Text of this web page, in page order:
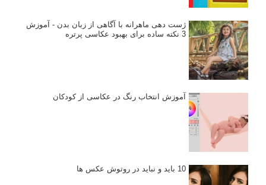
ژست دهی ماهرانه با آگاهی از زبان بدن - آموزش
3 نکته ساده برای بهبود عکاسی پرتره
آموزش انتخاب رنگ در عکاسی از کودکان
10 باید و نباید در روتوش عکس ها